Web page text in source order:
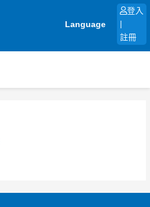
Language
登入
註冊